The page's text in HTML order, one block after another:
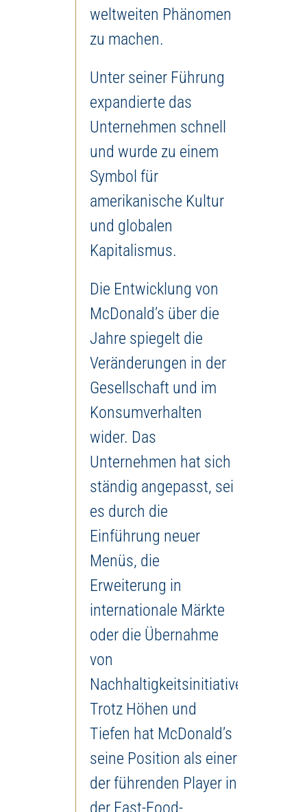
weltweiten Phänomen
zu machen.
Unter seiner Führung
expandierte das
Unternehmen schnell
und wurde zu einem
Symbol für
amerikanische Kultur
und globalen
Kapitalismus.
Die Entwicklung von
McDonald’s über die
Jahre spiegelt die
Veränderungen in der
Gesellschaft und im
Konsumverhalten
wider. Das
Unternehmen hat sich
ständig angepasst, sei
es durch die
Einführung neuer
Menüs, die
Erweiterung in
internationale Märkte
oder die Übernahme
von
Nachhaltigkeitsinitiativen.
Trotz Höhen und
Tiefen hat McDonald’s
seine Position als einer
der führenden Player in
der Fast-Food-